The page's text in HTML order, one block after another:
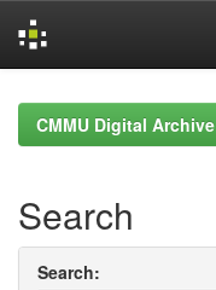
navigationCMMU Digital Archive
Search
Search: